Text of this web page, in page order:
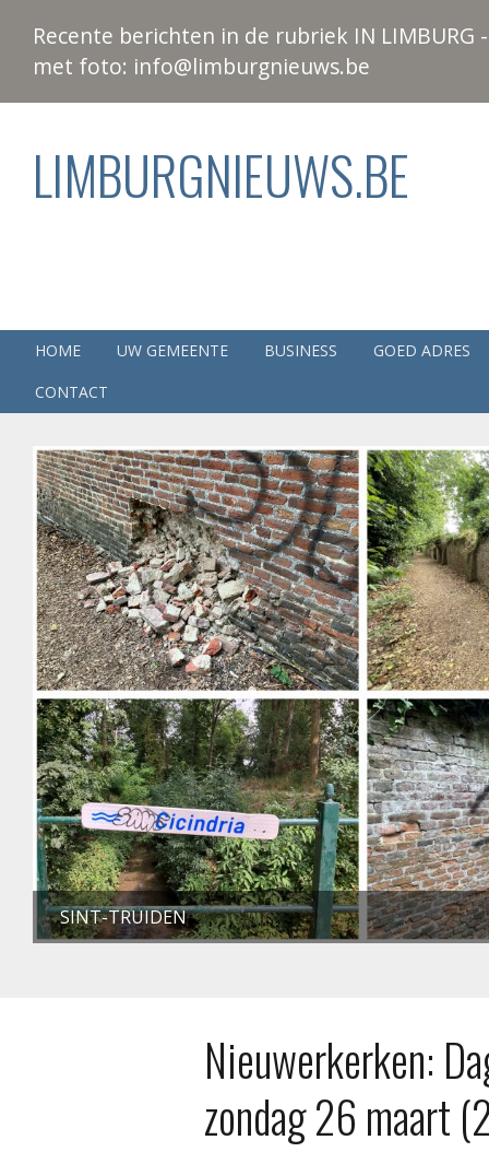
Recente berichten in de rubriek IN
met foto: info@limburgnieuws.be
LIMBURGNIEUWS.BE
HOME UW GEMEENTE BUSINESS
GOED ADRES
CONTACT
SINT-TRUIDEN
Nieuwerkerken:
zondag 26 maart